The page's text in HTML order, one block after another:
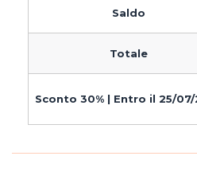
Saldo
Totale
Sconto 30% | Entro il 25/07/